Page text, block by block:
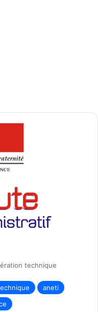
technique
aneti